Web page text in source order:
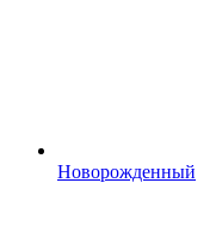
Новорожденный